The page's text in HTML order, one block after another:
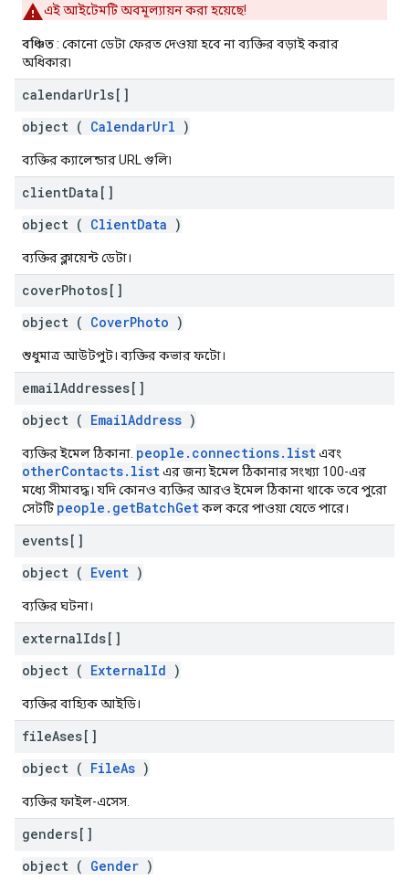
এই আইটেমটি অবমূল্যায়ন করা হয়েছে!
বঞ্চিত: কোনো ডেটা ফেরত দেওয়া হবে না ব্যক্তির বড়াই করার
অধিকার৷
calendarUrls[]
object ( CalendarUrl )
ব্যক্তির ক্যালেন্ডার URL গুলি৷
clientData[]
object ( ClientData )
ব্যক্তির ক্লায়েন্ট ডেটা।
coverPhotos[]
object ( CoverPhoto )
শুধুমাত্র আউটপুট। ব্যক্তির কভার ফটো।
emailAddresses[]
object ( EmailAddress )
ব্যক্তির ইমেল ঠিকানা. people.connections.listএবং
otherContacts.listএর জন্য ইমেল ঠিকানার সংখ্যা 100-এর
মধ্যে সীমাবদ্ধ। যদি কোনও ব্যক্তির আরও ইমেল ঠিকানা থাকে তবে পুরো
সেটটি people.getBatchGetকল করে পাওয়া যেতে পারে।
events[]
object ( Event )
ব্যক্তির ঘটনা।
externalIds[]
object ( ExternalId )
ব্যক্তির বাহ্যিক আইডি।
fileAses[]
object ( FileAs )
ব্যক্তির ফাইল-এসেস.
genders[]
object ( Gender )